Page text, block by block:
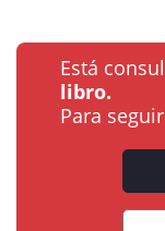
Está
libro.
Para